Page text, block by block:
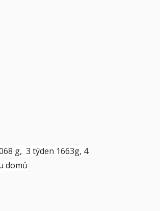
g, 3 týden 1663g, 4
domů